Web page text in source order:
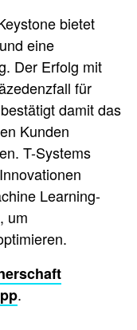
bietet
eine
Der Erfolg mit
für
damit das
Kunden
T-Systems
Learning-
um
.